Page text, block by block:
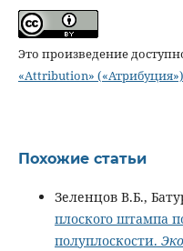
Это произведение
«Attribution»
Похожие статьи
Зеленцов В.Б.,
плоского штампа
полуплоскости.